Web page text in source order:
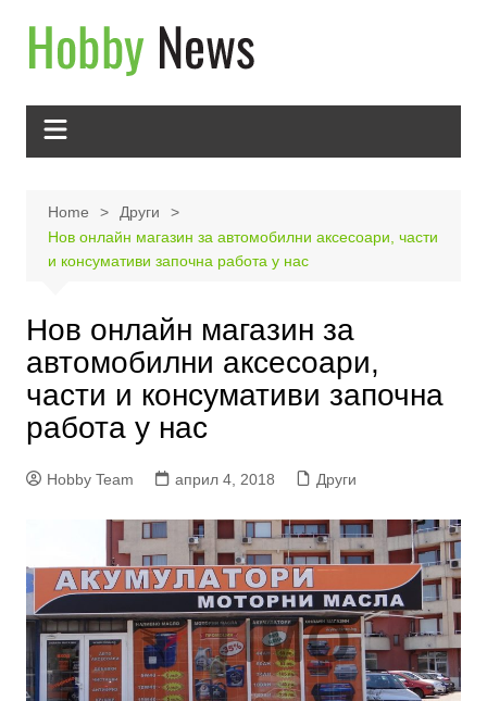
content
Home
Други
Нов онлайн магазин за автомобилни аксесоари, части
и консумативи започна работа у нас
Нов онлайн магазин за
автомобилни аксесоари,
части и консумативи започна
работа у нас
Hobby Team април 4, 2018 Други